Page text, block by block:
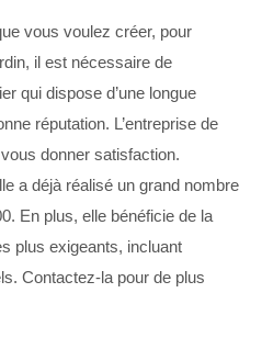
vous voulez créer, pour
il est nécessaire de
qui dispose d’une longue
réputation. L’entreprise de
donner satisfaction.
a déjà réalisé un grand nombre
En plus, elle bénéficie de la
plus exigeants, incluant
Contactez-la pour de plus